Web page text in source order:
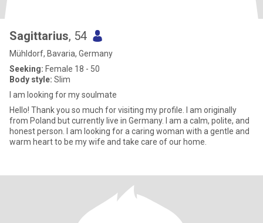
Sagittarius, 54
Mühldorf, Bavaria, Germany
Seeking: Female 18 - 50
Body style: Slim
I am looking for my soulmate
Hello! Thank you so much for visiting my profile. I am originally
from Poland but currently live in Germany. I am a calm, polite, and
honest person. I am looking for a caring woman with a gentle and
warm heart to be my wife and take care of our home.